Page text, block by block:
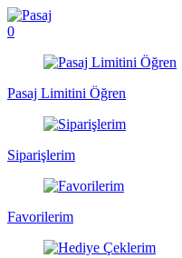
0
Pasaj Limitini Öğren
Siparişlerim
Favorilerim